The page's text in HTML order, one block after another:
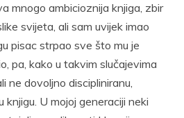
mnogo ambicioznija knjiga, zbir
svijeta, ali sam uvijek imao
pisac strpao sve što mu je
pa, kako u takvim slučajevima
ne dovoljno discipliniranu,
U mojoj generaciji neki